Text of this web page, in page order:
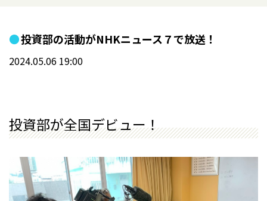
投資部の活動がNHKニュース７で放送！
2024.05.06 19:00
投資部が全国デビュー！